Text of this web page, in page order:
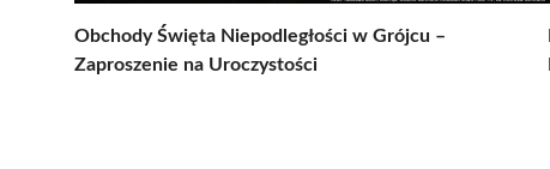
Obchody Święta Niepodległości w Grójcu –
Zaproszenie na Uroczystości